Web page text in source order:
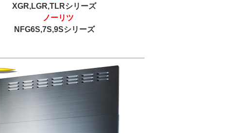
XGR,LGR,TLRシリーズ
ノーリツ
NFG6S,7S,9Sシリーズ